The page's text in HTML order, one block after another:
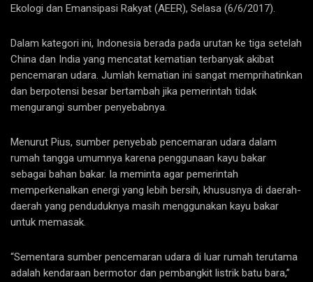
Ekologi dan Emansipasi Rakyat (AEER), Selasa (6/6/2017).
Dalam kategori ini, Indonesia berada pada urutan ke tiga setelah
China dan India yang mencatat kematian terbanyak akibat
pencemaran udara. Jumlah kematian ini sangat memprihatinkan
dan berpotensi besar bertambah jika pemerintah tidak
mengurangi sumber penyebabnya.
Menurut Pius, sumber penyebab pencemaran udara dalam
rumah tangga umumnya karena penggunaan kayu bakar
sebagai bahan bakar. Ia meminta agar pemerintah
memperkenalkan energi yang lebih bersih, khususnya di daerah-
daerah yang penduduknya masih menggunakan kayu bakar
untuk memasak.
“Sementara sumber pencemaran udara di luar rumah terutama
adalah kendaraan bermotor dan pembangkit listrik batu bara,”